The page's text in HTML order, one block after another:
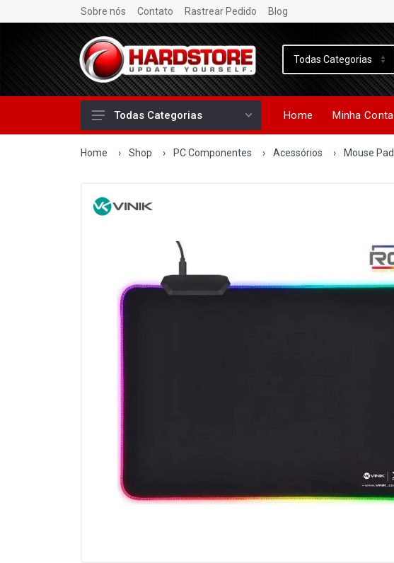
Sobre nós Contato Rastrear Pedido Blog
Todas Categorias Home Minha Conta
Home › Shop › PC Componentes › Acessórios › Mouse Pad